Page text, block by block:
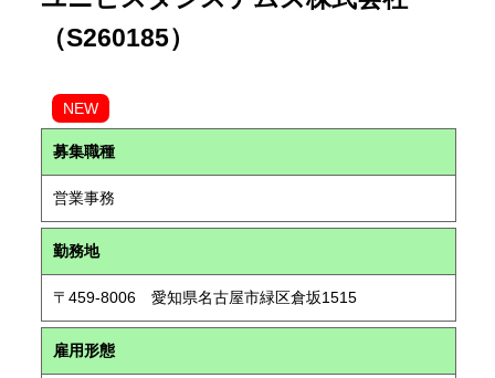
（S260185）
NEW
募集職種
営業事務
勤務地
〒459-8006 愛知県名古屋市緑区倉坂1515
雇用形態